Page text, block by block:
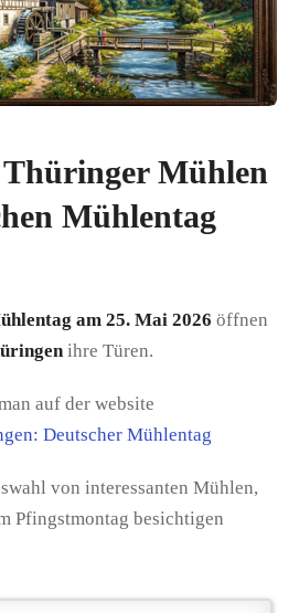
Mühlen
Mühlentag
am 25. Mai 2026 öffnen
ihre Türen.
auf der website
Deutscher Mühlentag
von interessanten Mühlen,
Pfingstmontag besichtigen